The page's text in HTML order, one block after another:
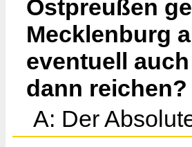
Ostpreußen
Mecklenburg
eventuell
dann reichen?
A: Der